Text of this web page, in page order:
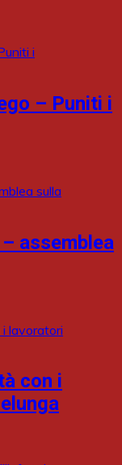
– Puniti i
assemblea
con i